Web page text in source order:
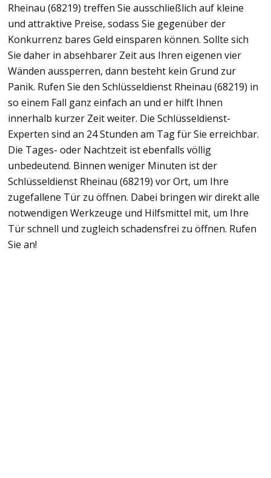
Rheinau (68219) treffen Sie ausschließlich auf kleine
und attraktive Preise, sodass Sie gegenüber der
Konkurrenz bares Geld einsparen können. Sollte sich
Sie daher in absehbarer Zeit aus Ihren eigenen vier
Wänden aussperren, dann besteht kein Grund zur
Panik. Rufen Sie den Schlüsseldienst Rheinau (68219) in
so einem Fall ganz einfach an und er hilft Ihnen
innerhalb kurzer Zeit weiter. Die Schlüsseldienst-
Experten sind an 24 Stunden am Tag für Sie erreichbar.
Die Tages- oder Nachtzeit ist ebenfalls völlig
unbedeutend. Binnen weniger Minuten ist der
Schlüsseldienst Rheinau (68219) vor Ort, um Ihre
zugefallene Tür zu öffnen. Dabei bringen wir direkt alle
notwendigen Werkzeuge und Hilfsmittel mit, um Ihre
Tür schnell und zugleich schadensfrei zu öffnen. Rufen
Sie an!